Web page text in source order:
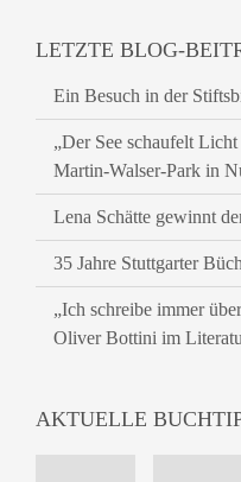
LETZTE BLOG-
Ein Besuch in der
„Der See schaufelt
Martin-Walser-Park in
Lena Schätte gewinnt
35 Jahre Stuttgarter
„Ich schreibe immer
Oliver Bottini im
AKTUELLE